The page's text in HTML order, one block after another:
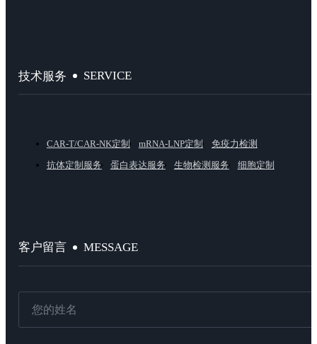
技术服务 SERVICE
CAR-T/CAR-NK定制 mRNA-LNP定制
免疫力检测
抗体定制服务
蛋白表达服务 生物检测服务 细胞定制
客户留言 MESSAGE